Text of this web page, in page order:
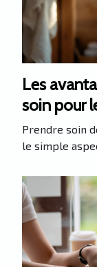
Les
soin pour
Prendre soin
le simple